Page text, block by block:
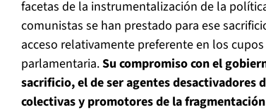
facetas de la instrumentalización de la
comunistas se han prestado para ese
acceso relativamente preferente en los
parlamentaria.Su compromiso con el
sacrificio, el de ser agentes desactivadores
colectivas y promotores de la